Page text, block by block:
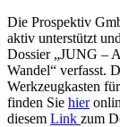
Die Prospektiv
aktiv unterstützt
Dossier „JUNG –
Wandel“ verfasst.
Werkzeugkasten
finden Sie hier
diesem Link zum